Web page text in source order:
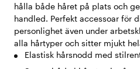
hålla både håret på plats och
handled. Perfekt accessoar för
personlighet även under
alla hårtyper och sitter mjukt
Elastisk hårsnodd med